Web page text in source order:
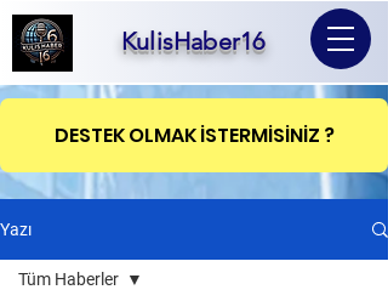
KulisHaber16
DESTEK OLMAK İSTERMİSİNİZ ?
Yazı
Tüm Haberler